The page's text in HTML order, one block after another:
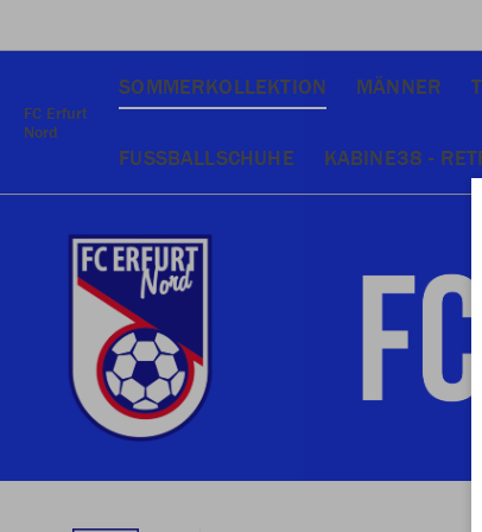
FC Erfurt
Nord
SOMMERKOLLEKTION MÄNNER
FUSSBALLSCHUHE KABINE38 -